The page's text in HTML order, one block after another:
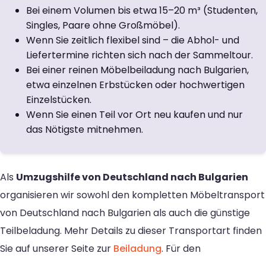
Bei einem Volumen bis etwa 15–20 m³ (Studenten,
Singles, Paare ohne Großmöbel).
Wenn Sie zeitlich flexibel sind – die Abhol- und
Liefertermine richten sich nach der Sammeltour.
Bei einer reinen Möbelbeiladung nach Bulgarien,
etwa einzelnen Erbstücken oder hochwertigen
Einzelstücken.
Wenn Sie einen Teil vor Ort neu kaufen und nur
das Nötigste mitnehmen.
Als Umzugshilfe von Deutschland nach Bulgarien
organisieren wir sowohl den kompletten Möbeltransport
von Deutschland nach Bulgarien als auch die günstige
Teilbeladung. Mehr Details zu dieser Transportart finden
Sie auf unserer Seite zur Beiladung. Für den